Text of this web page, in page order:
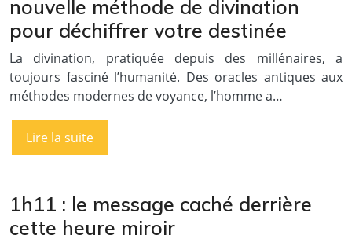
nouvelle méthode de divination
pour déchiffrer votre destinée
La divination, pratiquée depuis des millénaires, a
toujours fasciné l’humanité. Des oracles antiques aux
méthodes modernes de voyance, l’homme a…
Lire la suite
1h11 : le message caché derrière
cette heure miroir